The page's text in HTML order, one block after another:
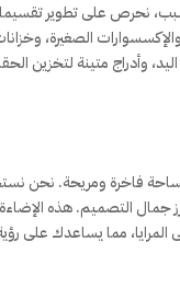
نحرص على تطوير
الصغيرة،
وأدراج متينة لتخزين
التصميم. هذه
المرايا، مما يساعدك على